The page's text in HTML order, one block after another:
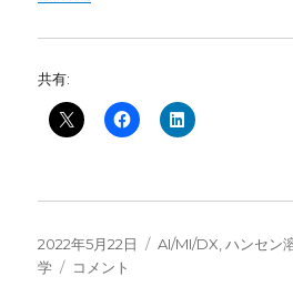
共有:
投
稿
2022年5月22日
カ
AI/MI/DX ,ハンセン
学
光
コメント